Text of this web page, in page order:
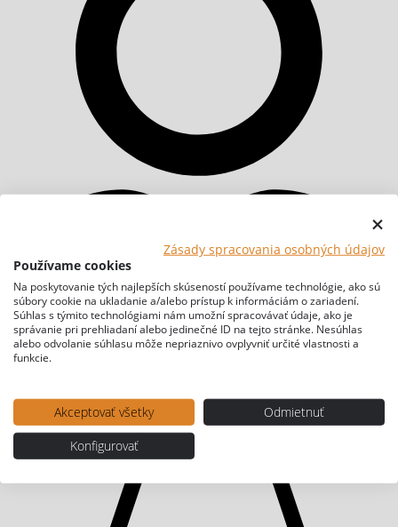
Zásady spracovania osobných údajov
Používame cookies
Na poskytovanie tých najlepších skúseností používame technológie, ako sú
súbory cookie na ukladanie a/alebo prístup k informáciám o zariadení.
Súhlas s týmito technológiami nám umožní spracovávať údaje, ako je
správanie pri prehliadaní alebo jedinečné ID na tejto stránke. Nesúhlas
alebo odvolanie súhlasu môže nepriaznivo ovplyvniť určité vlastnosti a
funkcie.
Akceptovať všetky
Odmietnuť
Konfigurovať